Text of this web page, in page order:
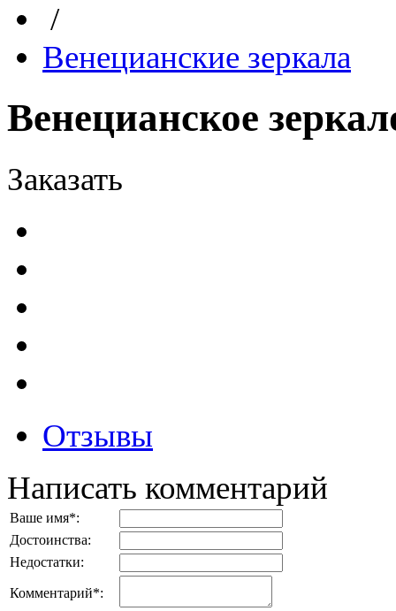
/
Венецианские зеркала
Венецианское
Заказать
Отзывы
Написать комментарий
Ваше имя*:
Достоинства:
Недостатки:
Комментарий*: